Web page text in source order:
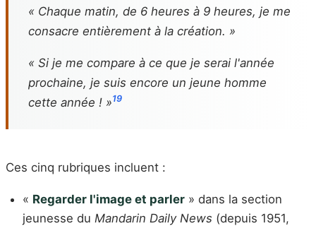
« Chaque matin, de 6 heures à 9 heures, je me
consacre entièrement à la création. »
« Si je me compare à ce que je serai l'année
prochaine, je suis encore un jeune homme
cette année ! »19
Ces cinq rubriques incluent :
« Regarder l'image et parler » dans la section
jeunesse du Mandarin Daily News (depuis 1951,